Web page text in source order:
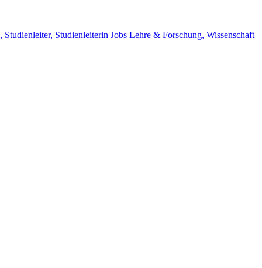
Studienleiterin Jobs Lehre & Forschung, Wissenschaft